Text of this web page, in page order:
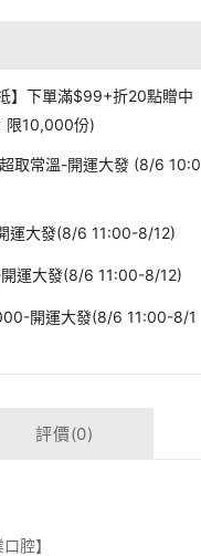
】下單滿$99+折20點贈中
限10,000份)
取常溫-開運大發 (8/6 10:0
運大發(8/6 11:00-8/12)
運大發(8/6 11:00-8/12)
開運大發(8/6 11:00-8/1
評價(0)
腔】